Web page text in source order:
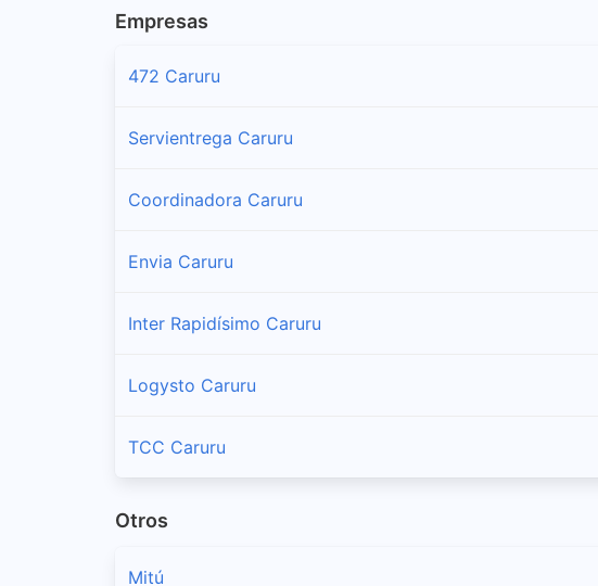
Empresas
472 Caruru
Servientrega Caruru
Coordinadora Caruru
Envia Caruru
Inter Rapidísimo Caruru
Logysto Caruru
TCC Caruru
Otros
Mitú